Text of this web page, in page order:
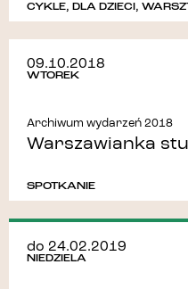
CYKLE, DLA DZIECI,
09.10.2018
WTOREK
Archiwum wydarzeń 2018
Warszawianka
SPOTKANIE
do 24.02.2019
NIEDZIELA